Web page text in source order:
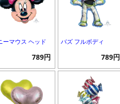
ーマウス ヘッド
789円
バズ フルボディ
789円